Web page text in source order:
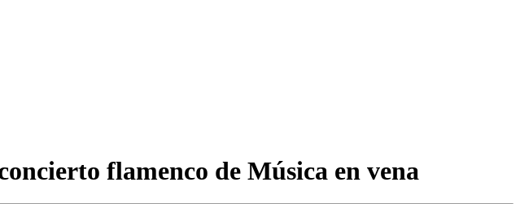
flamenco de Música en vena